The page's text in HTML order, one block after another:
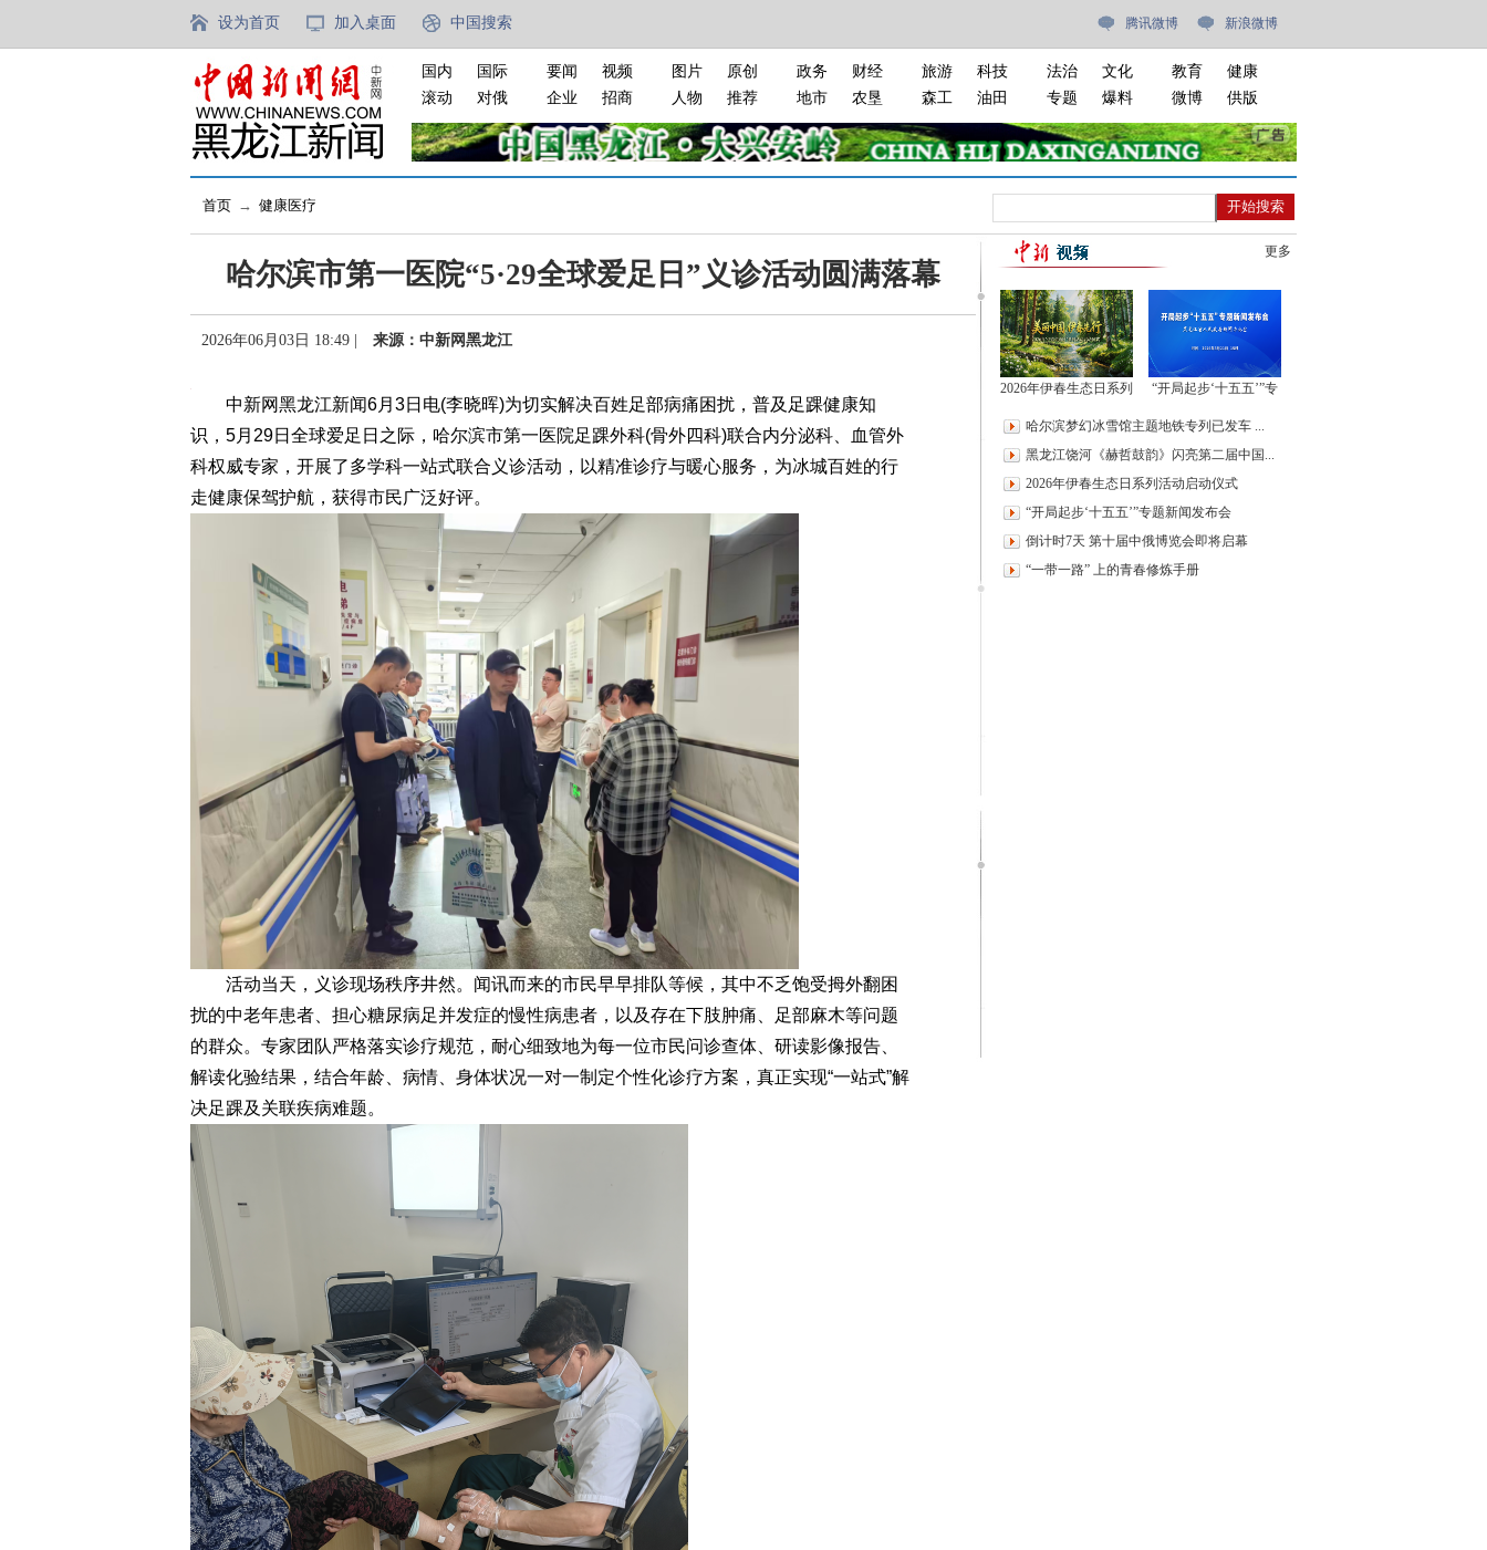
设为首页 加入桌面 中国搜索 腾讯微博 新浪微博
国内
国际
滚动
对俄
要闻
视频
企业
招商
图片
原创
人物
推荐
政务
财经
地市
农垦
旅游
科技
森工
油田
法治
文化
专题
爆料
教育
健康
微博
供版
首页 → 健康医疗
哈尔滨市第一医院“5·29全球爱足日”义诊活动圆满落幕
2026年06月03日 18:49 | 来源：中新网黑龙江
中新网黑龙江新闻6月3日电(李晓晖)为切实解决百姓足部病痛困扰，普及足踝健康知
识，5月29日全球爱足日之际，哈尔滨市第一医院足踝外科(骨外四科)联合内分泌科、血管外
科权威专家，开展了多学科一站式联合义诊活动，以精准诊疗与暖心服务，为冰城百姓的行
走健康保驾护航，获得市民广泛好评。
活动当天，义诊现场秩序井然。闻讯而来的市民早早排队等候，其中不乏饱受拇外翻困
扰的中老年患者、担心糖尿病足并发症的慢性病患者，以及存在下肢肿痛、足部麻木等问题
的群众。专家团队严格落实诊疗规范，耐心细致地为每一位市民问诊查体、研读影像报告、
解读化验结果，结合年龄、病情、身体状况一对一制定个性化诊疗方案，真正实现“一站式”解
决足踝及关联疾病难题。
更多
2026年伊春生态日系列
“开局起步‘十五五’”专
哈尔滨梦幻冰雪馆主题地铁专列已发车 ...
黑龙江饶河《赫哲鼓韵》闪亮第二届中国...
2026年伊春生态日系列活动启动仪式
“开局起步‘十五五’”专题新闻发布会
倒计时7天 第十届中俄博览会即将启幕
“一带一路” 上的青春修炼手册